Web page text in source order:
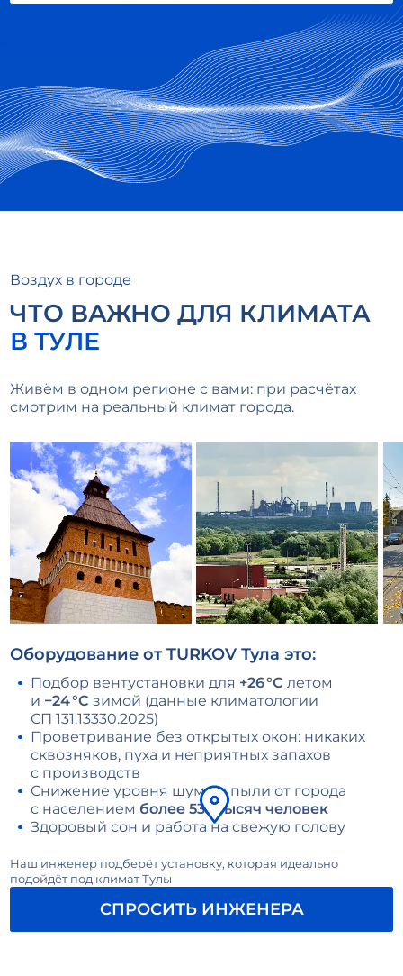
Воздух в городе
ЧТО ВАЖНО ДЛЯ КЛИМАТА
В ТУЛЕ
Живём в одном регионе с вами: при расчётах
смотрим на реальный климат города.
Оборудование от TURKOV Тула это:
Подбор вентустановки для +26 °С летом
и −24 °С зимой (данные климатологии
СП 131.13330.2025)
Проветривание без открытых окон: никаких
сквозняков, пуха и неприятных запахов
с производств
Снижение уровня шума и пыли от города
с населением более 533 тысяч человек
Здоровый сон и работа на свежую голову
Наш инженер подберёт установку, которая идеально
подойдёт под климат Тулы
СПРОСИТЬ ИНЖЕНЕРА